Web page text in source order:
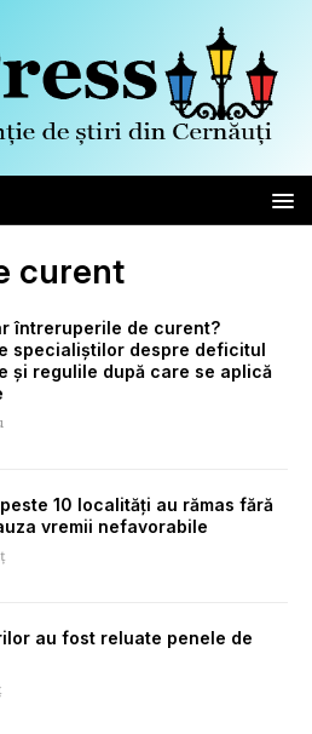
curent
întreruperile de curent?
specialiștilor despre deficitul
și regulile după care se aplică
10 localități au rămas fără
vremii nefavorabile
au fost reluate penele de